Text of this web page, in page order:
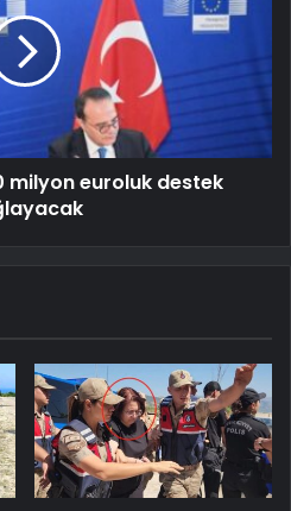
milyon euroluk destek